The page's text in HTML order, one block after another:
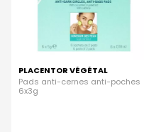
PLACENTOR VÉGÉTAL
Pads anti-cernes anti-poches
6x3g